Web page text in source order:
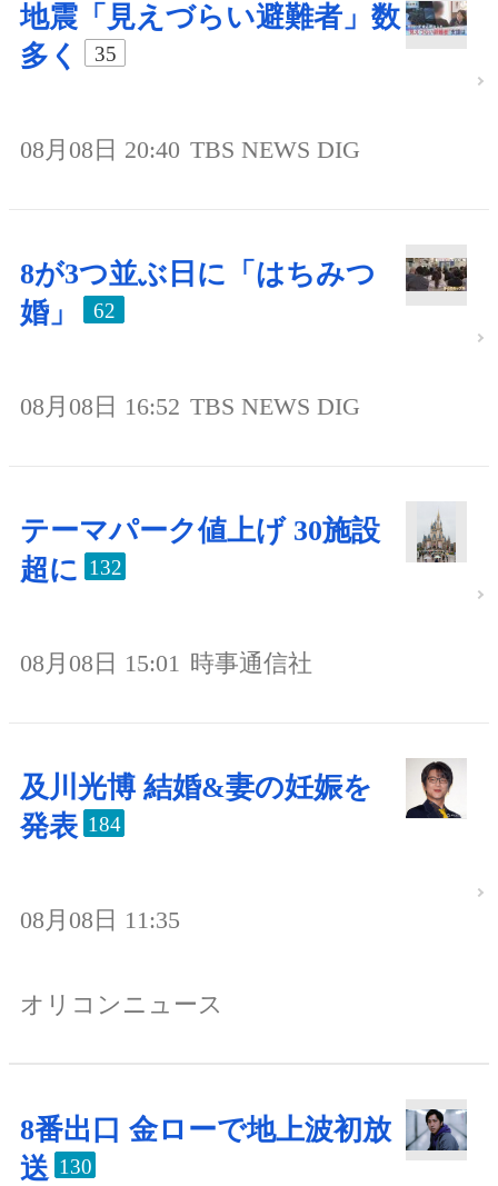
地震「見えづらい避難者」数
多く
35
08月08日 20:40 TBS NEWS DIG
8が3つ並ぶ日に「はちみつ
婚」
62
08月08日 16:52 TBS NEWS DIG
テーマパーク値上げ 30施設
超に 132
08月08日 15:01 時事通信社
及川光博 結婚&妻の妊娠を
発表 184
08月08日 11:35
オリコンニュース
8番出口 金ローで地上波初放
送 130